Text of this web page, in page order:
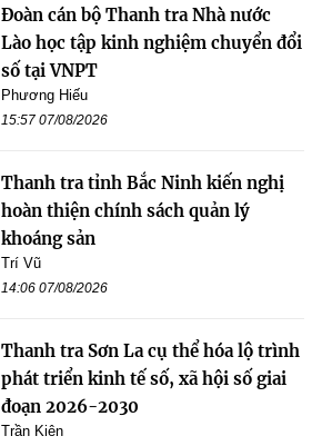
Đoàn cán bộ Thanh tra Nhà nước
Lào học tập kinh nghiệm chuyển đổi
số tại VNPT
Phương Hiếu
15:57 07/08/2026
Thanh tra tỉnh Bắc Ninh kiến nghị
hoàn thiện chính sách quản lý
khoáng sản
Trí Vũ
14:06 07/08/2026
Thanh tra Sơn La cụ thể hóa lộ trình
phát triển kinh tế số, xã hội số giai
đoạn 2026-2030
Trần Kiên